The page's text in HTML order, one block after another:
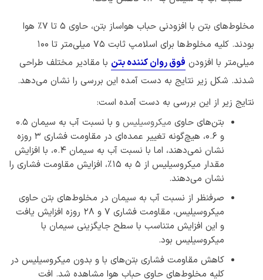
مخلوط‌های بتن با افزودنی حباب هواساز بتن، حاوی ۵ تا ۷٪ هوا
بودند. کلیه مخلوط‌ها برای اسلامپ ثابت ۷۵ میلی‌متر تا ۱۰۰
میلی‌متر با افزودن فوق روان کننده بتن با مقادیر مختلف طراحی
شدند. شکل زیر نتایج به دست آمده این بررسی را نشان می‌دهد.
نتایج زیر از این بررسی به دست آمده است:
بتن‌های حاوی میکروسیلیس
و با نسبت آب به سیمان 0.5
و 0.6، هیچ‌گونه تغییر عمده‌ای در مقاومت فشاری 3 روزه
نشان نمی‌دهند، اما با نسبت آب به سیمان 0.4، با افزایش
مقدار میکروسیلیس از ۵ به ۱۵٪، افزایش مقاومت فشاری را
نشان می‌دهند.
صرفنظر از نسبت آب به سیمان در مخلوط‌های بتن حاوی
میکروسیلیس، مقاومت فشاری ۷ و ۲۸ روزه افزایش یافت
و این افزایش متناسب با سطح جایگزینی سیمان با
میکروسیلیس بود.
کاهش مقاومت فشاری بتن‌های با و بدون میکروسیلیس در
کلیه مخلوط‌های حاوی حباب هوا مشاهده شد. افت